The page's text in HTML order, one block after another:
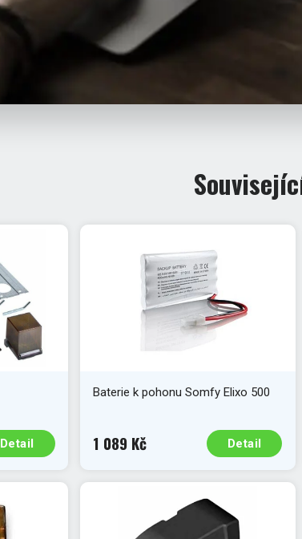
Detail
Baterie k pohonu Somfy Elixo 500
1 089 Kč Detail